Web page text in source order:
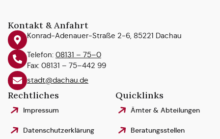
Kontakt & Anfahrt
Konrad-Adenauer-Straße 2-6, 85221 Dachau
Telefon: 08131 – 75–0
Fax: 08131 – 75–442 99
stadt@dachau.de
Rechtliches
Impressum
Datenschutzerklärung
Quicklinks
Ämter & Abteilungen
Beratungsstellen